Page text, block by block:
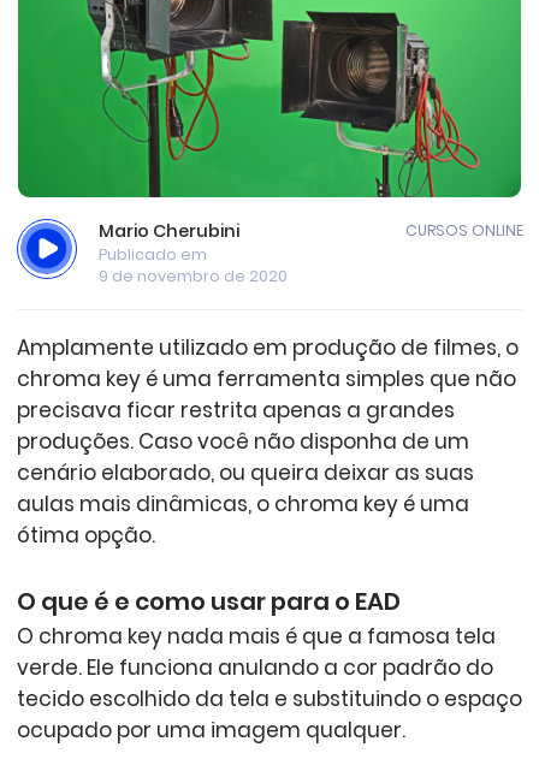
Mario Cherubini
Publicado em
9 de novembro de 2020
CURSOS ONLINE
Amplamente utilizado em produção de filmes, o
chroma key é uma ferramenta simples que não
precisava ficar restrita apenas a grandes
produções. Caso você não disponha de um
cenário elaborado, ou queira deixar as suas
aulas mais dinâmicas, o chroma key é uma
ótima opção.
O que é e como usar para o EAD
O chroma key nada mais é que a famosa tela
verde. Ele funciona anulando a cor padrão do
tecido escolhido da tela e substituindo o espaço
ocupado por uma imagem qualquer.